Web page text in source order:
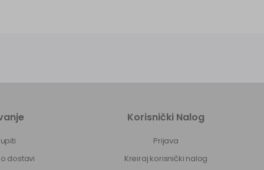
dostavi
Korisnički Nalog
Prijava
Kreiraj korisnički nalog